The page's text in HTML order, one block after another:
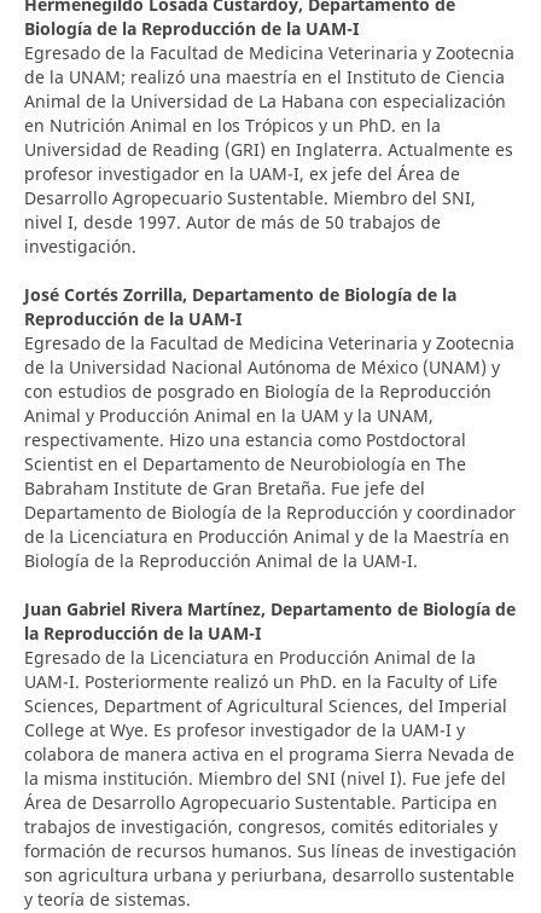
Biología de la Reproducción de la UAM-I
Egresado de la Facultad de Medicina Veterinaria y Zootecnia
de la UNAM; realizó una maestría en el Instituto de Ciencia
Animal de la Universidad de La Habana con especialización
en Nutrición Animal en los Trópicos y un PhD. en la
Universidad de Reading (GRI) en Inglaterra. Actualmente es
profesor investigador en la UAM-I, ex jefe del Área de
Desarrollo Agropecuario Sustentable. Miembro del SNI,
nivel I, desde 1997. Autor de más de 50 trabajos de
investigación.
José Cortés Zorrilla, Departamento de Biología de la
Reproducción de la UAM-I
Egresado de la Facultad de Medicina Veterinaria y Zootecnia
de la Universidad Nacional Autónoma de México (UNAM) y
con estudios de posgrado en Biología de la Reproducción
Animal y Producción Animal en la UAM y la UNAM,
respectivamente. Hizo una estancia como Postdoctoral
Scientist en el Departamento de Neurobiología en The
Babraham Institute de Gran Bretaña. Fue jefe del
Departamento de Biología de la Reproducción y coordinador
de la Licenciatura en Producción Animal y de la Maestría en
Biología de la Reproducción Animal de la UAM-I.
Juan Gabriel Rivera Martínez, Departamento de Biología de
la Reproducción de la UAM-I
Egresado de la Licenciatura en Producción Animal de la
UAM-I. Posteriormente realizó un PhD. en la Faculty of Life
Sciences, Department of Agricultural Sciences, del Imperial
College at Wye. Es profesor investigador de la UAM-I y
colabora de manera activa en el programa Sierra Nevada de
la misma institución. Miembro del SNI (nivel I). Fue jefe del
Área de Desarrollo Agropecuario Sustentable. Participa en
trabajos de investigación, congresos, comités editoriales y
formación de recursos humanos. Sus líneas de investigación
son agricultura urbana y periurbana, desarrollo sustentable
y teoría de sistemas.